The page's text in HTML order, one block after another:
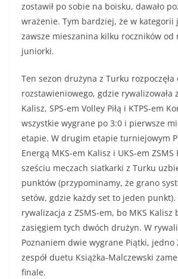
zostawił po sobie na boisku, dawało
wrażenie. Tym bardziej, że w
zawsze mieszanina kilku roczników od
juniorki.
Ten sezon drużyna z Turku rozpoczęła
rozstawieniowego, gdzie rywalizowała
Kalisz, SPS-em Volley Piłą i KTPS-em
wszystkie wygrane po 3:0 i pierwsze
etapie. W drugim etapie turniejowym
Energą MKS-em Kalisz i UKS-em ZSMS
sześciu meczach siatkarki z Turku
punktów (przypominamy, że grano
setów, gdzie każdy set to jeden punkt).
rywalizacja z ZSMS-em, bo MKS Kalisz
zasięgiem tych dwóch drużyn. W
Poznaniem dwie wygrane Piątki, jedno
zespół duetu Książka-Malczewski
finale.